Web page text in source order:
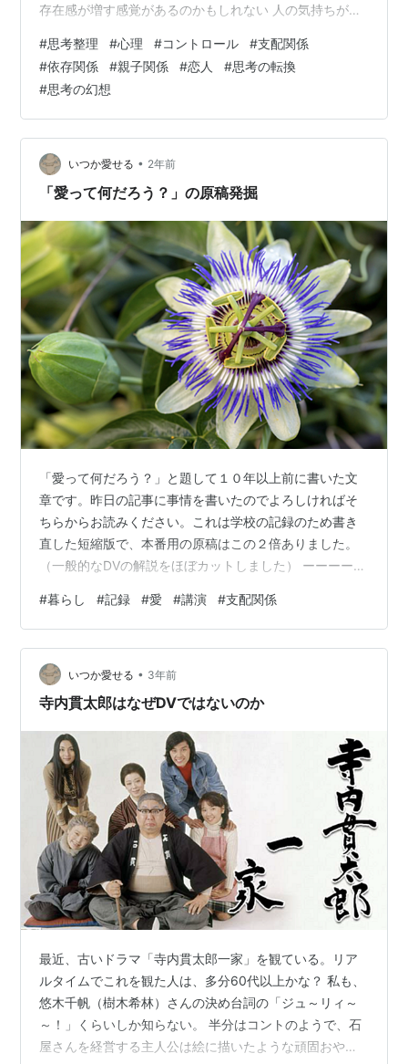
存在感が増す感覚があるのかもしれない 人の気持ちがわ
す。 課題を持っている人は、 特にそういうことが 出来
事を通して多くなっています。 この課題には、自分を信
じること 自分自身が 自分の価値を認め・直感を信じて行
動すること 自分で 自分の人生の責任を持つことも意味さ
れている。 自分軸の確立 自分の人生だから 他人に介入
してもらう必要も…
#思考整理 #心理 #コントロール #支配関係
#依存関係 #親子関係 #恋人 #思考の転換
#思考の幻想
いつか愛せる • 2年前
「愛って何だろう？」の原稿発掘
「愛って何だろう？」と題して１０年以上前に書いた文
章です。昨日の記事に事情を書いたのでよろしければそ
ちらからお読みください。これは学校の記録のため書き
直した短縮版で、本番用の原稿はこの２倍ありました。
（一般的なDVの解説をほぼカットしました） ーーーーー
ーーーーーーーーー ◆愛を追い求めなさい。（Ⅰコリント
の信徒への手紙14章1節） 何年か前に聖書のこの箇所が
目に飛び込んできて、思わず「はい！」と返事をしまし
た。愛を追い求めるとは愛されようとすることでなく、
愛がどんなものかを知ろうとすることだと思っていま
#暮らし #記録 #愛 #講演 #支配関係
いつか愛せる • 3年前
寺内貫太郎はなぜDVではないのか
最近、古いドラマ「寺内貫太郎一家」を観ている。リア
ルタイムでこれを観た人は、多分60代以上かな？ 私も、
悠木千帆（樹木希林）さんの決め台詞の「ジュ～リィ～
～！」くらいしか知らない。 半分はコントのようで、石
屋さんを経営する主人公は絵に描いたような頑固おや